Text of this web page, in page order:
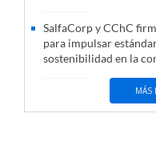
SalfaCorp y CChC
para impulsar
sostenibilidad en la
MÁS